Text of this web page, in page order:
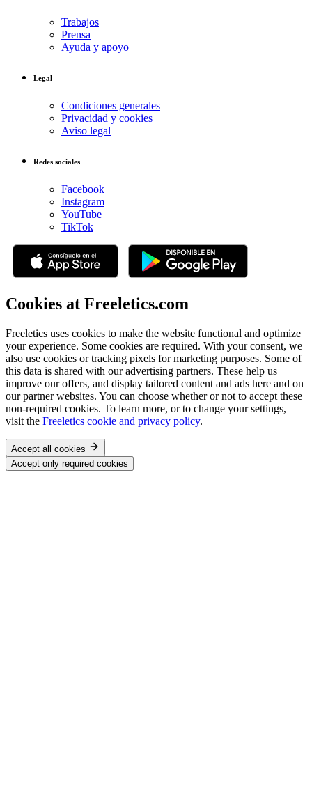
Trabajos
Prensa
Ayuda y apoyo
Legal
Condiciones generales
Privacidad y cookies
Aviso legal
Redes sociales
Facebook
Instagram
YouTube
TikTok
Cookies at Freeletics.com
Freeletics uses cookies to make the website functional and optimize
your experience. Some cookies are required. With your consent, we
also use cookies or tracking pixels for marketing purposes. Some of
this data is shared with our advertising partners. These help us
improve our offers, and display tailored content and ads here and on
our partner websites. You can choose whether or not to accept these
non-required cookies. To learn more, or to change your settings,
visit the Freeletics cookie and privacy policy.
Accept all cookies
Accept only required cookies